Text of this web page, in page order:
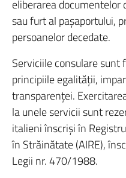
eliberarea documentelor
sau furt al pașaportului,
persoanelor decedate.
Serviciile consulare
principiile egalității,
transparenței.
la unele servicii sunt
italieni înscriși în
în Străinătate (AIRE),
Legii nr. 470/1988.